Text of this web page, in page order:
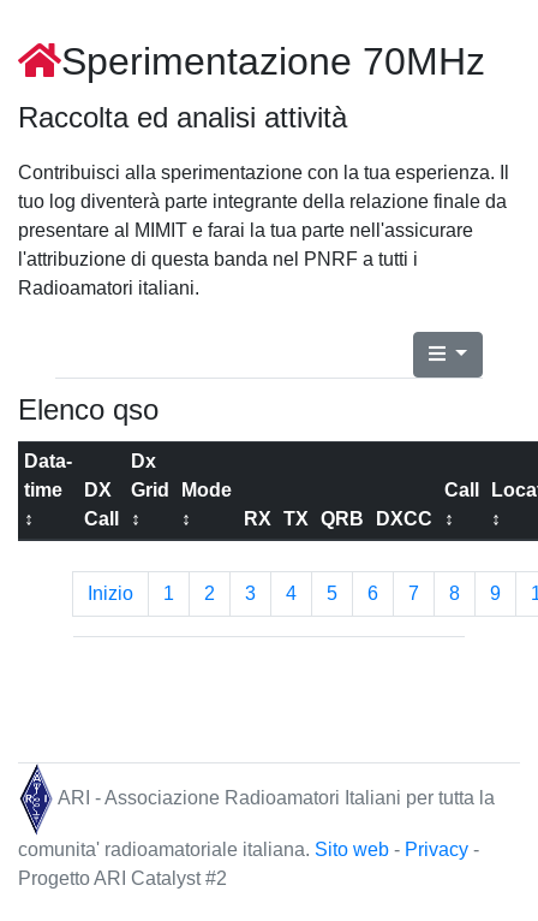
Sperimentazione 70MHz
Raccolta ed analisi attività
Contribuisci alla sperimentazione con la tua esperienza. Il
tuo log diventerà parte integrante della relazione finale da
presentare al MIMIT e farai la tua parte nell'assicurare
l'attribuzione di questa banda nel PNRF a tutti i
Radioamatori italiani.
Elenco qso
Data-
time
↕
DX
Call
Dx
Grid
↕
Mode
↕
RX TX QRB DXCC
Call
↕
↕
Inizio 1 2 3 4 5 6 7 8 9
ARI - Associazione Radioamatori Italiani per tutta la
comunita' radioamatoriale italiana. Sito web - Privacy -
Progetto ARI Catalyst #2